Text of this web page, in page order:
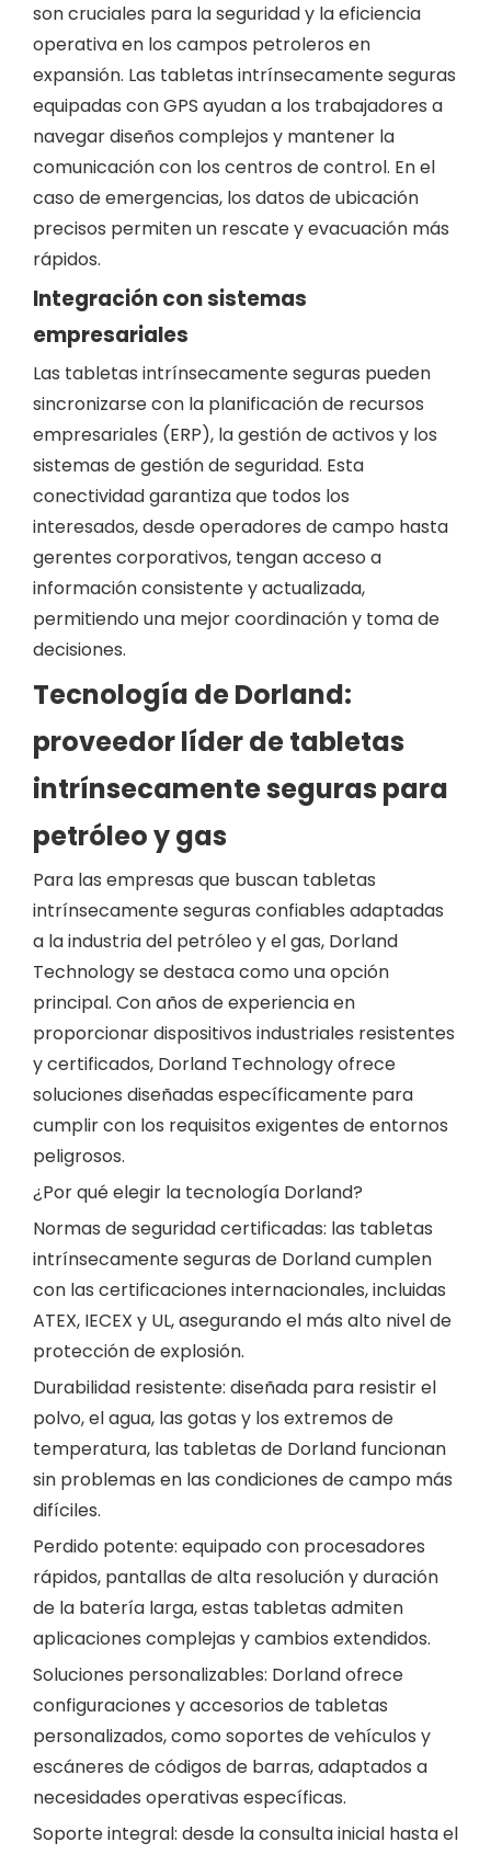
son cruciales para la seguridad y la eficiencia
operativa en los campos petroleros en
expansión. Las tabletas intrínsecamente seguras
equipadas con GPS ayudan a los trabajadores a
navegar diseños complejos y mantener la
comunicación con los centros de control. En el
caso de emergencias, los datos de ubicación
precisos permiten un rescate y evacuación más
rápidos.
Integración con sistemas
empresariales
Las tabletas intrínsecamente seguras pueden
sincronizarse con la planificación de recursos
empresariales (ERP), la gestión de activos y los
sistemas de gestión de seguridad. Esta
conectividad garantiza que todos los
interesados, desde operadores de campo hasta
gerentes corporativos, tengan acceso a
información consistente y actualizada,
permitiendo una mejor coordinación y toma de
decisiones.
Tecnología de Dorland:
proveedor líder de tabletas
intrínsecamente seguras para
petróleo y gas
Para las empresas que buscan tabletas
intrínsecamente seguras confiables adaptadas
a la industria del petróleo y el gas, Dorland
Technology se destaca como una opción
principal. Con años de experiencia en
proporcionar dispositivos industriales resistentes
y certificados, Dorland Technology ofrece
soluciones diseñadas específicamente para
cumplir con los requisitos exigentes de entornos
peligrosos.
¿Por qué elegir la tecnología Dorland?
Normas de seguridad certificadas: las tabletas
intrínsecamente seguras de Dorland cumplen
con las certificaciones internacionales, incluidas
ATEX, IECEX y UL, asegurando el más alto nivel de
protección de explosión.
Durabilidad resistente: diseñada para resistir el
polvo, el agua, las gotas y los extremos de
temperatura, las tabletas de Dorland funcionan
sin problemas en las condiciones de campo más
difíciles.
Perdido potente: equipado con procesadores
rápidos, pantallas de alta resolución y duración
de la batería larga, estas tabletas admiten
aplicaciones complejas y cambios extendidos.
Soluciones personalizables: Dorland ofrece
configuraciones y accesorios de tabletas
personalizados, como soportes de vehículos y
escáneres de códigos de barras, adaptados a
necesidades operativas específicas.
Soporte integral: desde la consulta inicial hasta el